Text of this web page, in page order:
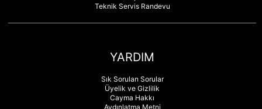
Teknik Servis Randevu
YARDIM
Sık Sorulan Sorular
Üyelik ve Gizlilik
Cayma Hakkı
Aydınlatma Metni